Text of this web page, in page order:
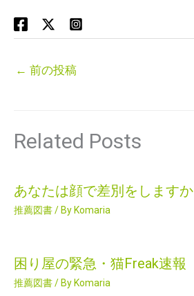
← 前の投稿
Related Posts
あなたは顔で差別をしますか
推薦図書/ By Komaria
困り屋の緊急・猫Freak速報
推薦図書/ By Komaria